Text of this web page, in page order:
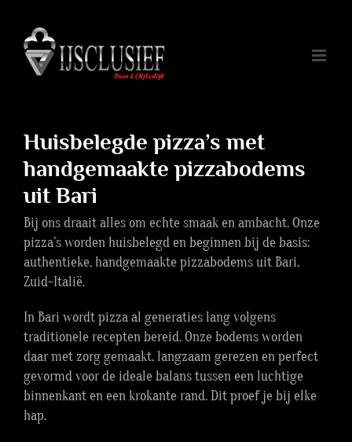
inhoud
Huisbelegde pizza’s met
handgemaakte pizzabodems
uit Bari
Bij ons draait alles om echte smaak en ambacht. Onze
pizza’s worden huisbelegd en beginnen bij de basis:
authentieke, handgemaakte pizzabodems uit Bari,
Zuid-Italië.
In Bari wordt pizza al generaties lang volgens
traditionele recepten bereid. Onze bodems worden
daar met zorg gemaakt, langzaam gerezen en perfect
gevormd voor de ideale balans tussen een luchtige
binnenkant en een krokante rand. Dit proef je bij elke
hap.